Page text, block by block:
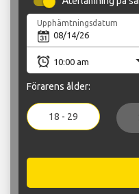
Upphämtningsdatum
Förarens ålder:
18 - 29